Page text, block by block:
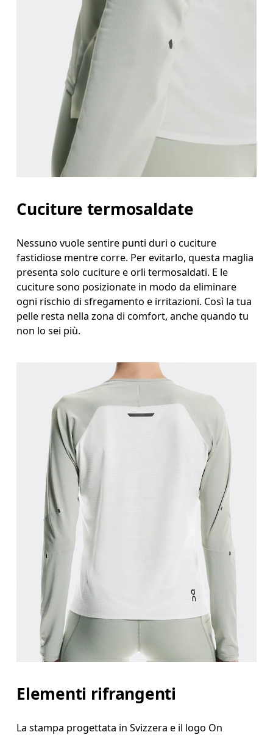
Cuciture termosaldate
Nessuno vuole sentire punti duri o cuciture
fastidiose mentre corre. Per evitarlo, questa maglia
presenta solo cuciture e orli termosaldati. E le
cuciture sono posizionate in modo da eliminare
ogni rischio di sfregamento e irritazioni. Così la tua
pelle resta nella zona di comfort, anche quando tu
non lo sei più.
Elementi rifrangenti
La stampa progettata in Svizzera e il logo On